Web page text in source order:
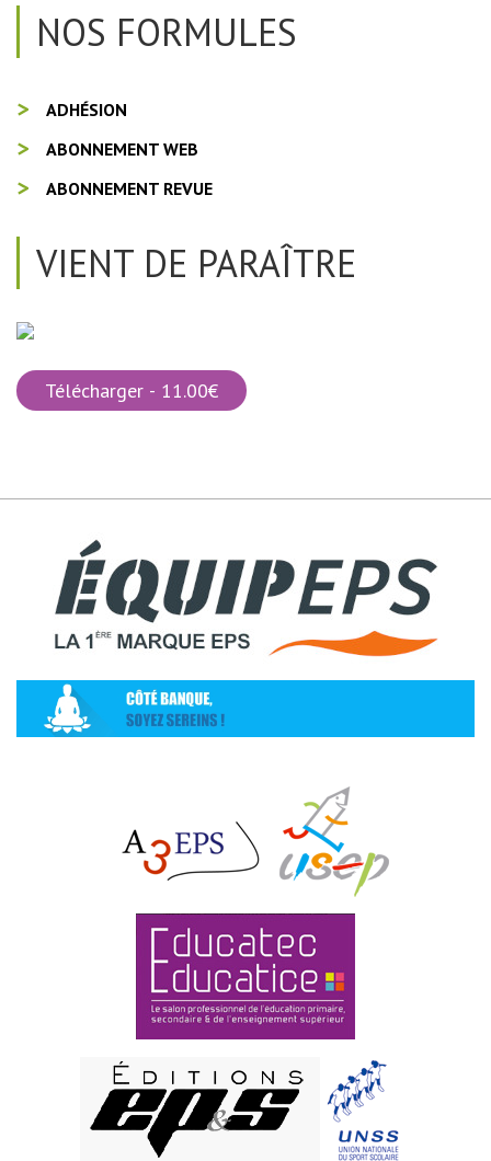
NOS FORMULES
ADHÉSION
ABONNEMENT WEB
ABONNEMENT REVUE
VIENT DE PARAÎTRE
Télécharger - 11.00€